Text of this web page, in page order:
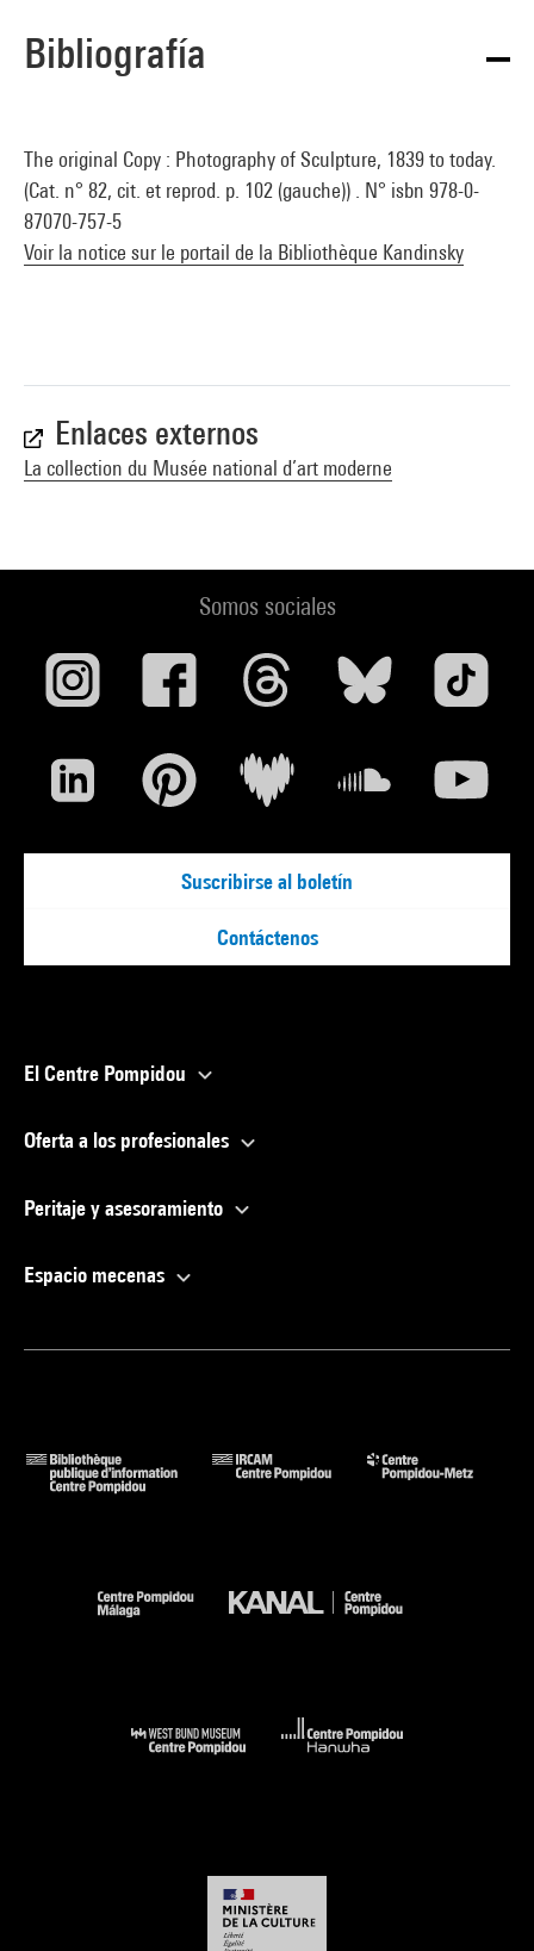
Bibliografía
The original Copy : Photography of Sculpture, 1839 to today.
(Cat. n° 82, cit. et reprod. p. 102 (gauche)) . N° isbn 978-0-
87070-757-5
Voir la notice sur le portail de la Bibliothèque Kandinsky
Enlaces externos
La collection du Musée national d’art moderne
Somos sociales
Suscribirse al boletín
Contáctenos
El Centre Pompidou
Oferta a los profesionales
Peritaje y asesoramiento
Espacio mecenas